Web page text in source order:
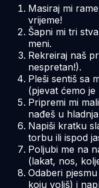
Masiraj mi
vrijeme!
Šapni mi tri
meni.
Rekreiraj naš
nespretan!).
Pleši sentiš sa
(pjevat ćemo je
Pripremi mi
nađeš u
Napiši kratku
torbu ili ispod
Poljubi me na
(lakat, nos,
Odaberi
koju voliš) i